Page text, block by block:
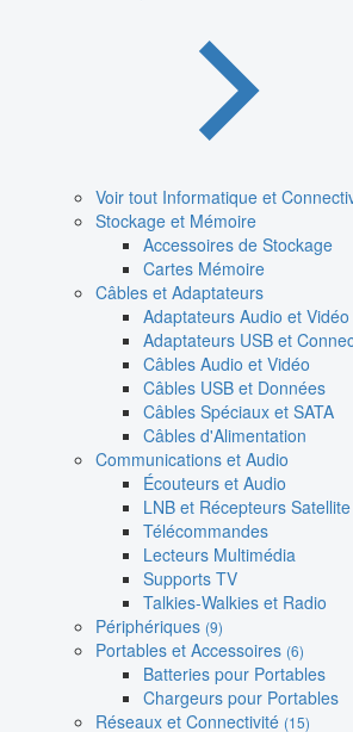
Voir tout Informatique et
Stockage et Mémoire
Accessoires de Stockage
Cartes Mémoire
Câbles et Adaptateurs
Adaptateurs Audio et Vidéo
Adaptateurs USB et
Câbles Audio et Vidéo
Câbles USB et Données
Câbles Spéciaux et SATA
Câbles d'Alimentation
Communications et Audio
Écouteurs et Audio
LNB et Récepteurs Satellite
Télécommandes
Lecteurs Multimédia
Supports TV
Talkies-Walkies et Radio
Périphériques (9)
Portables et Accessoires (6)
Batteries pour Portables
Chargeurs pour Portables
Réseaux et Connectivité (15)